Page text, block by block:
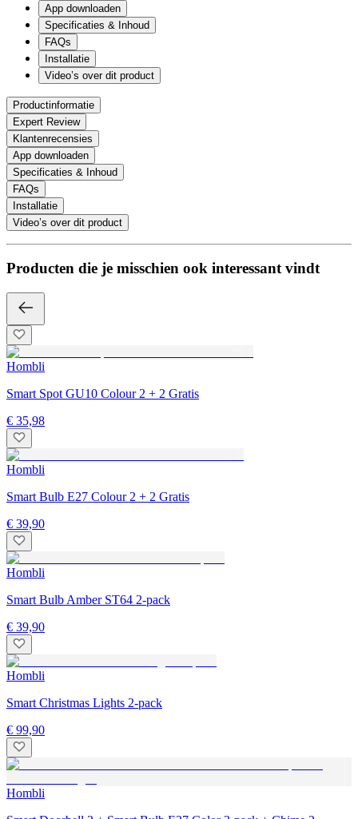
App downloaden
Specificaties & Inhoud
FAQs
Installatie
Video’s over dit product
Productinformatie
Expert Review
Klantenrecensies
App downloaden
Specificaties & Inhoud
FAQs
Installatie
Video’s over dit product
Producten die je misschien ook interessant vindt
Hombli
Smart Spot GU10 Colour 2 + 2 Gratis
€ 35,98
Hombli
Smart Bulb E27 Colour 2 + 2 Gratis
€ 39,90
Hombli
Smart Bulb Amber ST64 2-pack
€ 39,90
Hombli
Smart Christmas Lights 2-pack
€ 99,90
Hombli